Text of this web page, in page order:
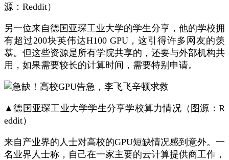
源：Reddit）
另一位来自德国亚琛工业大学的学生分享，他的学校拥
有超过200块英伟达H100 GPU，这引得许多网友的羡
慕。但这些资源是所有学院共享的，还要与外部机构共
用，如果需要较长的计算时间，需要特别申请。
▲德国亚琛工业大学学生分享学校算力情况（图源：R
eddit）
来自产业界的人士对高校的GPU短缺情况感到意外。一
名业界人士称，自己在一家主要的云计算提供商工作，